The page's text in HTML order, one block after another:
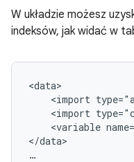
W układzie możesz
indeksów, jak widać w
<import
<import
<variable
</data>
…